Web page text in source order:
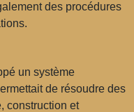
des procédures
un système
de résoudre des
construction et